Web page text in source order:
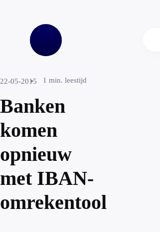
22-05-2015 1 min. leestijd
Banken
komen
opnieuw
met IBAN-
omrekentool